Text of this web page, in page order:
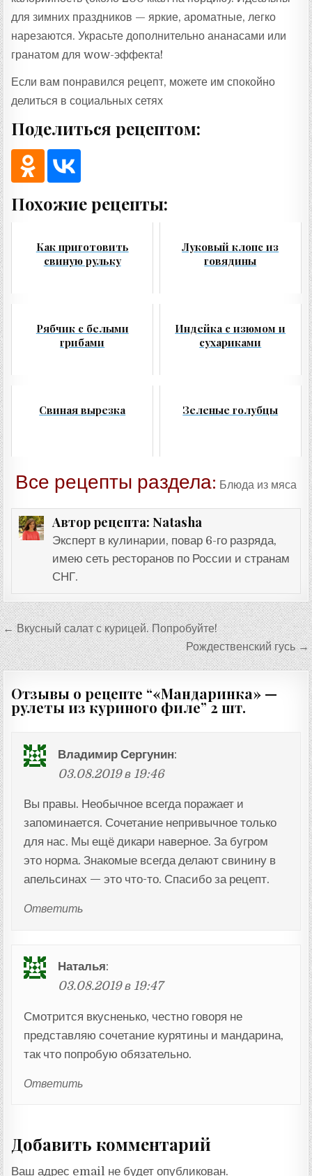
для зимних праздников — яркие, ароматные, легко
нарезаются. Украсьте дополнительно ананасами или
гранатом для wow-эффекта!
Если вам понравился рецепт, можете им спокойно
делиться в социальных сетях
Поделиться рецептом:
Похожие рецепты:
Как приготовить
свиную рульку
Луковый клопс из
говядины
Рябчик с белыми
грибами
Индейка с изюмом и
сухариками
Свиная вырезка Зеленые голубцы
Все рецепты раздела: Блюда из мяса
Автор рецепта: Natasha
Эксперт в кулинарии, повар 6-го разряда,
имею сеть ресторанов по России и странам
СНГ.
Навигация
по
записям
← Вкусный салат с курицей. Попробуйте!
Рождественский гусь →
Отзывы о рецепте “«Мандаринка» —
рулеты из куриного филе” 2 шт.
Владимир Сергунин:
03.08.2019 в 19:46
Вы правы. Необычное всегда поражает и
запоминается. Сочетание непривычное только
для нас. Мы ещё дикари наверное. За бугром
это норма. Знакомые всегда делают свинину в
апельсинах — это что-то. Спасибо за рецепт.
Ответить
Наталья:
03.08.2019 в 19:47
Смотрится вкусненько, честно говоря не
представляю сочетание курятины и мандарина,
так что попробую обязательно.
Ответить
Добавить комментарий
Ваш адрес email не будет опубликован.